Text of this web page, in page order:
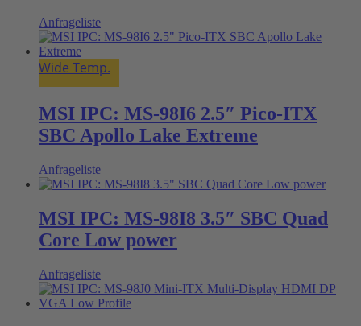
Anfrageliste
Wide Temp.
MSI IPC: MS-98I6 2.5″ Pico-ITX
SBC Apollo Lake Extreme
Anfrageliste
MSI IPC: MS-98I8 3.5″ SBC Quad
Core Low power
Anfrageliste